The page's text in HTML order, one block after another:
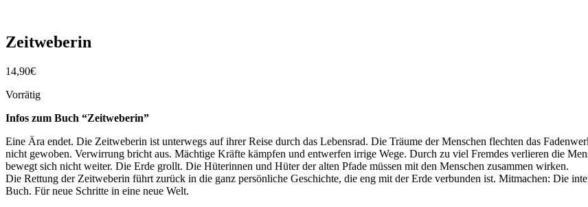
Zeitweberin
14,90€
Vorrätig
Infos zum Buch “Zeitweberin”
Eine Ära endet. Die Zeitweberin ist unterwegs auf ihrer Reise durch das Lebensrad. Die Träume der Menschen flechten das
nicht gewoben. Verwirrung bricht aus. Mächtige Kräfte kämpfen und entwerfen irrige Wege. Durch zu viel Fremdes verlieren die
bewegt sich nicht weiter. Die Erde grollt. Die Hüterinnen und Hüter der alten Pfade müssen mit den Menschen zusammen wirken.
Die Rettung der Zeitweberin führt zurück in die ganz persönliche Geschichte, die eng mit der Erde verbunden ist. Mitmachen: Die
Buch. Für neue Schritte in eine neue Welt.